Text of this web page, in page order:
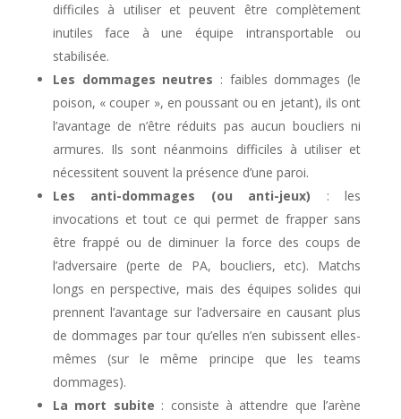
difficiles à utiliser et peuvent être complètement
inutiles face à une équipe intransportable ou
stabilisée.
Les dommages neutres : faibles dommages (le
poison, « couper », en poussant ou en jetant), ils ont
l’avantage de n’être réduits pas aucun boucliers ni
armures. Ils sont néanmoins difficiles à utiliser et
nécessitent souvent la présence d’une paroi.
Les anti-dommages (ou anti-jeux) : les
invocations et tout ce qui permet de frapper sans
être frappé ou de diminuer la force des coups de
l’adversaire (perte de PA, boucliers, etc). Matchs
longs en perspective, mais des équipes solides qui
prennent l’avantage sur l’adversaire en causant plus
de dommages par tour qu’elles n’en subissent elles-
mêmes (sur le même principe que les teams
dommages).
La mort subite : consiste à attendre que l’arène